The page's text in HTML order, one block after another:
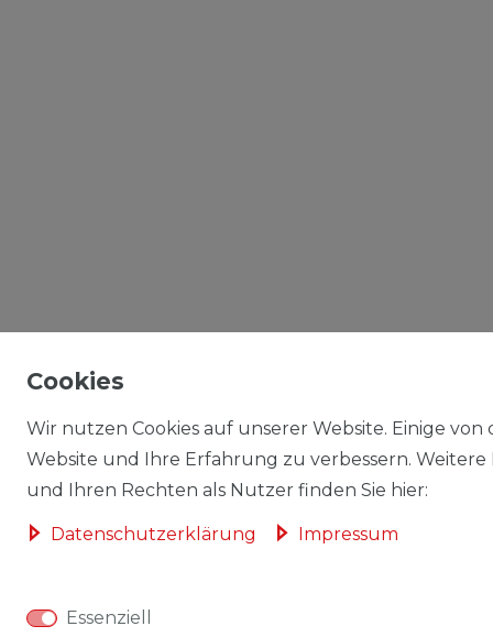
Cookies
Wir nutzen Cookies auf unserer Website. Einige
Website und Ihre Erfahrung zu verbessern.
und Ihren Rechten als Nutzer finden Sie hier:
Daten­schutz­erklärung Impressum
Essenziell